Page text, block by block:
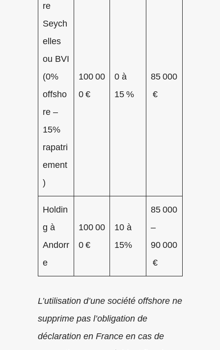
re
Seych
elles
ou BVI
(0%
offsho
re –
15%
rapatri
ement
)
100 00
0 €
0 à
15 %
85 000
€
Holdin
g à
Andorr
e
100 00
0 €
10 à
15%
85 000
–
90 000
€
L’utilisation d’une société offshore ne
supprime pas l’obligation de
déclaration en France en cas de